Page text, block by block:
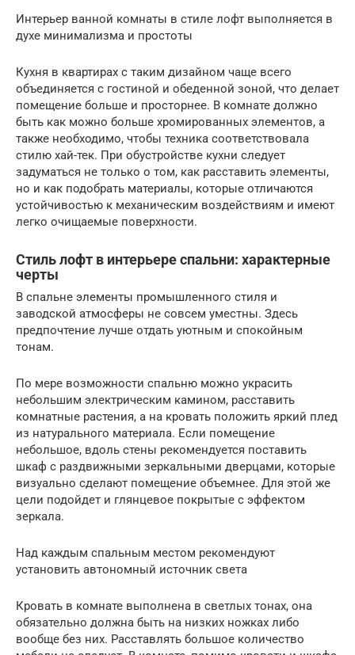
Интерьер ванной комнаты в стиле лофт выполняется в
духе минимализма и простоты
Кухня в квартирах с таким дизайном чаще всего
объединяется с гостиной и обеденной зоной, что делает
помещение больше и просторнее. В комнате должно
быть как можно больше хромированных элементов, а
также необходимо, чтобы техника соответствовала
стилю хай-тек. При обустройстве кухни следует
задуматься не только о том, как расставить элементы,
но и как подобрать материалы, которые отличаются
устойчивостью к механическим воздействиям и имеют
легко очищаемые поверхности.
Стиль лофт в интерьере спальни: характерные
черты
В спальне элементы промышленного стиля и
заводской атмосферы не совсем уместны. Здесь
предпочтение лучше отдать уютным и спокойным
тонам.
По мере возможности спальню можно украсить
небольшим электрическим камином, расставить
комнатные растения, а на кровать положить яркий плед
из натурального материала. Если помещение
небольшое, вдоль стены рекомендуется поставить
шкаф с раздвижными зеркальными дверцами, которые
визуально сделают помещение объемнее. Для этой же
цели подойдет и глянцевое покрытые с эффектом
зеркала.
Над каждым спальным местом рекомендуют
установить автономный источник света
Кровать в комнате выполнена в светлых тонах, она
обязательно должна быть на низких ножках либо
вообще без них. Расставлять большое количество